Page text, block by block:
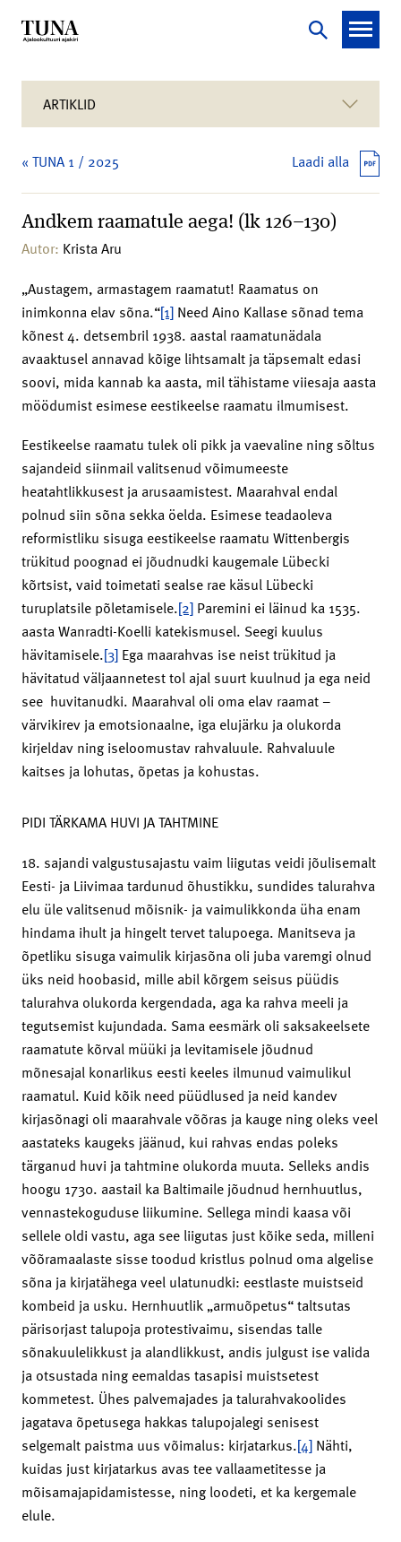
ARTIKLID
« TUNA 1 / 2025 Laadi alla
Andkem raamatule aega! (lk 126–130)
Autor: Krista Aru
„Austagem, armastagem raamatut! Raamatus on
inimkonna elav sõna.“[1] Need Aino Kallase sõnad tema
kõnest 4. detsembril 1938. aastal raamatunädala
avaaktusel annavad kõige lihtsamalt ja täpsemalt edasi
soovi, mida kannab ka aasta, mil tähistame viiesaja aasta
möödumist esimese eestikeelse raamatu ilmumisest.
Eestikeelse raamatu tulek oli pikk ja vaevaline ning sõltus
sajandeid siinmail valitsenud võimumeeste
heatahtlikkusest ja arusaamistest. Maarahval endal
polnud siin sõna sekka öelda. Esimese teadaoleva
reformistliku sisuga eestikeelse raamatu Wittenbergis
trükitud poognad ei jõudnudki kaugemale Lübecki
kõrtsist, vaid toimetati sealse rae käsul Lübecki
turuplatsile põletamisele.[2] Paremini ei läinud ka 1535.
aasta Wanradti-Koelli katekismusel. Seegi kuulus
hävitamisele.[3] Ega maarahvas ise neist trükitud ja
hävitatud väljaannetest tol ajal suurt kuulnud ja ega neid
see huvitanudki. Maarahval oli oma elav raamat –
värvikirev ja emotsionaalne, iga elujärku ja olukorda
kirjeldav ning iseloomustav rahvaluule. Rahvaluule
kaitses ja lohutas, õpetas ja kohustas.
PIDI TÄRKAMA HUVI JA TAHTMINE
18. sajandi valgustusajastu vaim liigutas veidi jõulisemalt
Eesti- ja Liivimaa tardunud õhustikku, sundides talurahva
elu üle valitsenud mõisnik- ja vaimulikkonda üha enam
hindama ihult ja hingelt tervet talupoega. Manitseva ja
õpetliku sisuga vaimulik kirjasõna oli juba varemgi olnud
üks neid hoobasid, mille abil kõrgem seisus püüdis
talurahva olukorda kergendada, aga ka rahva meeli ja
tegutsemist kujundada. Sama eesmärk oli saksakeelsete
raamatute kõrval müüki ja levitamisele jõudnud
mõnesajal konarlikus eesti keeles ilmunud vaimulikul
raamatul. Kuid kõik need püüdlused ja neid kandev
kirjasõnagi oli maarahvale võõras ja kauge ning oleks veel
aastateks kaugeks jäänud, kui rahvas endas poleks
tärganud huvi ja tahtmine olukorda muuta. Selleks andis
hoogu 1730. aastail ka Baltimaile jõudnud hernhuutlus,
vennastekoguduse liikumine. Sellega mindi kaasa või
sellele oldi vastu, aga see liigutas just kõike seda, milleni
võõramaalaste sisse toodud kristlus polnud oma algelise
sõna ja kirjatähega veel ulatunudki: eestlaste muistseid
kombeid ja usku. Hernhuutlik „armuõpetus“ taltsutas
pärisorjast talupoja protestivaimu, sisendas talle
sõnakuulelikkust ja alandlikkust, andis julgust ise valida
ja otsustada ning eemaldas tasapisi muistsetest
kommetest. Ühes palvemajades ja talurahvakoolides
jagatava õpetusega hakkas talupojalegi senisest
selgemalt paistma uus võimalus: kirjatarkus.[4] Nähti,
kuidas just kirjatarkus avas tee vallaametitesse ja
mõisamajapidamistesse, ning loodeti, et ka kergemale
elule.